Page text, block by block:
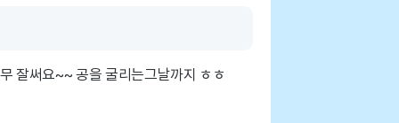
잘써요~~ 공을 굴리는그날까지 ㅎㅎ